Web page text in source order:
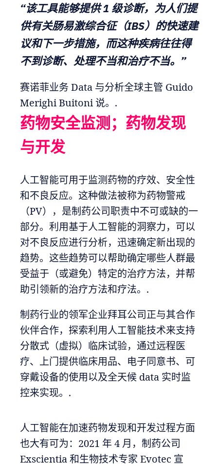
“该工具能够提供 1 级诊断，为人们提
供有关肠易激综合征（IBS）的快速建
议和下一步措施，而这种疾病往往得
不到诊断、处理不当和治疗不当。”
赛诺菲业务 Data 与分析全球主管 Guido
Merighi Buitoni 说。.
药物安全监测；药物发现
与开发
人工智能可用于监测药物的疗效、安全性
和不良反应。这种做法被称为药物警戒
（PV），是制药公司职责中不可或缺的一
部分。利用基于人工智能的洞察力，可以
对不良反应进行分析，迅速确定新出现的
趋势。这些趋势可以帮助确定哪些人群最
受益于（或避免）特定的治疗方法，并帮
助引领新的治疗方法和疗法。.
制药行业的领军企业拜耳公司正与其合作
伙伴合作，探索利用人工智能技术来支持
分散式（虚拟）临床试验，通过远程医
疗、上门提供临床用品、电子同意书、可
穿戴设备的使用以及全天候 data 实时监
控来实现。.
人工智能在加速药物发现和开发过程方面
也大有可为：2021 年 4 月，制药公司
Exscientia 和生物技术专家 Evotec 宣